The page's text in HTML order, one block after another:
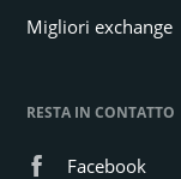
Migliori exchange
RESTA IN CONTATTO
Facebook